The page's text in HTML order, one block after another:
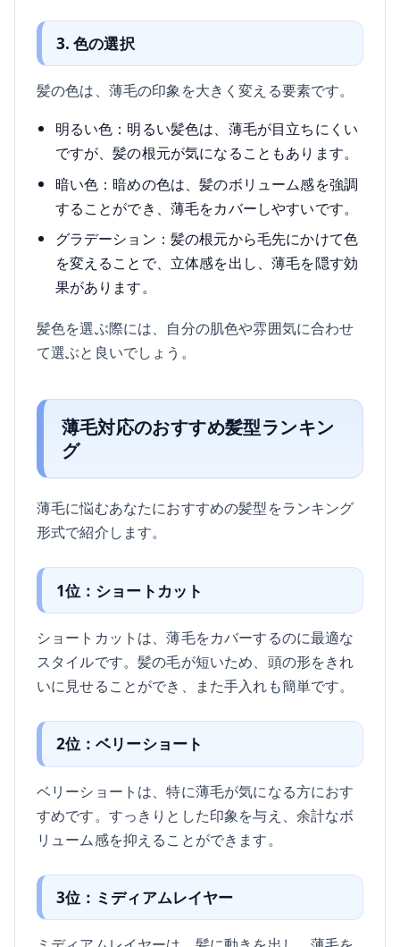
3. 色の選択
髪の色は、薄毛の印象を大きく変える要素です。
明るい色：明るい髪色は、薄毛が目立ちにくい
ですが、髪の根元が気になることもあります。
暗い色：暗めの色は、髪のボリューム感を強調
することができ、薄毛をカバーしやすいです。
グラデーション：髪の根元から毛先にかけて色
を変えることで、立体感を出し、薄毛を隠す効
果があります。
髪色を選ぶ際には、自分の肌色や雰囲気に合わせ
て選ぶと良いでしょう。
薄毛対応のおすすめ髪型ランキン
グ
薄毛に悩むあなたにおすすめの髪型をランキング
形式で紹介します。
1位：ショートカット
ショートカットは、薄毛をカバーするのに最適な
スタイルです。髪の毛が短いため、頭の形をきれ
いに見せることができ、また手入れも簡単です。
2位：ベリーショート
ベリーショートは、特に薄毛が気になる方におす
すめです。すっきりとした印象を与え、余計なボ
リューム感を抑えることができます。
3位：ミディアムレイヤー